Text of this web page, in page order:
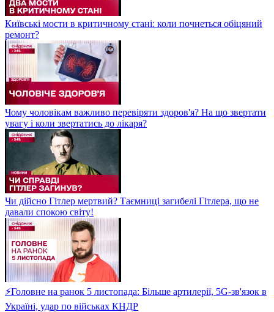
Київські мости в критичному стані: коли почнеться обіцяний
ремонт?
Чому чоловікам важливо перевіряти здоров'я? На що звертати
увагу і коли звертатись до лікаря?
Чи дійсно Гітлер мертвий? Таємниці загибелі Гітлера, що не
давали спокою світу!
⚡Головне на ранок 5 листопада: Більше артилерії, 5G-зв'язок в
Україні, удар по військах КНДР